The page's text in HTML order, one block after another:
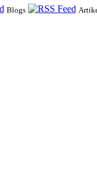
Blogs